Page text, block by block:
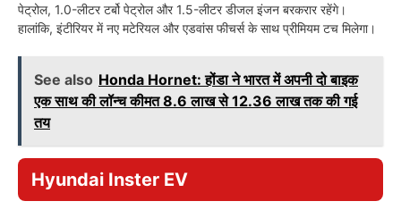
पेट्रोल, 1.0-लीटर टर्बो पेट्रोल और 1.5-लीटर डीजल इंजन बरकरार रहेंगे।
हालांकि, इंटीरियर में नए मटेरियल और एडवांस फीचर्स के साथ प्रीमियम टच मिलेगा।
See also Honda Hornet: होंडा ने भारत में अपनी दो बाइक
एक साथ की लॉन्च कीमत 8.6 लाख से 12.36 लाख तक की गई
तय
Hyundai Inster EV